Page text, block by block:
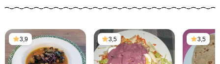
3,9 3,5 3,5